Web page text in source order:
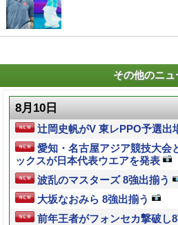
その他のニュ
8月10日
辻岡史帆がV 東レPPO予選出
愛知・名古屋アジア競技大会
ックスが日本代表ウエアを発表
波乱のマスターズ 8強出揃う
大坂なおみら 8強出揃う
前年王者がフォンセカ撃破し